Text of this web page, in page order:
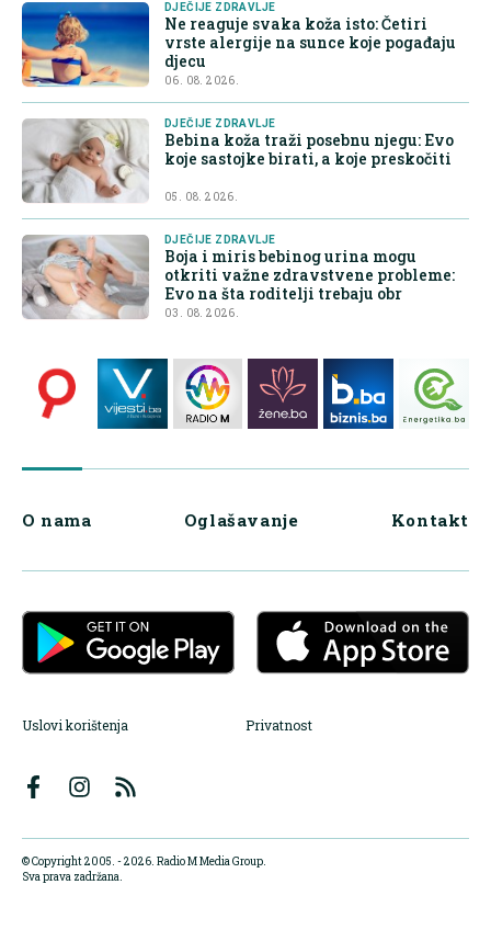
DJEČIJE ZDRAVLJE
Ne reaguje svaka koža isto: Četiri
vrste alergije na sunce koje pogađaju
djecu
06. 08. 2026.
DJEČIJE ZDRAVLJE
Bebina koža traži posebnu njegu: Evo
koje sastojke birati, a koje preskočiti
05. 08. 2026.
DJEČIJE ZDRAVLJE
Boja i miris bebinog urina mogu
otkriti važne zdravstvene probleme:
Evo na šta roditelji trebaju obr
03. 08. 2026.
O nama Oglašavanje Kontakt
Uslovi korištenja Privatnost
© Copyright 2005. - 2026. Radio M Media Group.
Sva prava zadržana.